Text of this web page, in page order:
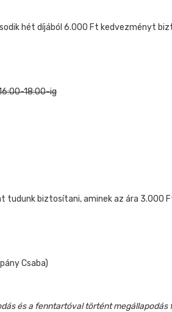
hét díjából 6.000 Ft kedvezményt
18:00-ig
tudunk biztosítani, aminek az ára 3.000
Csaba)
és a fenntartóval történt